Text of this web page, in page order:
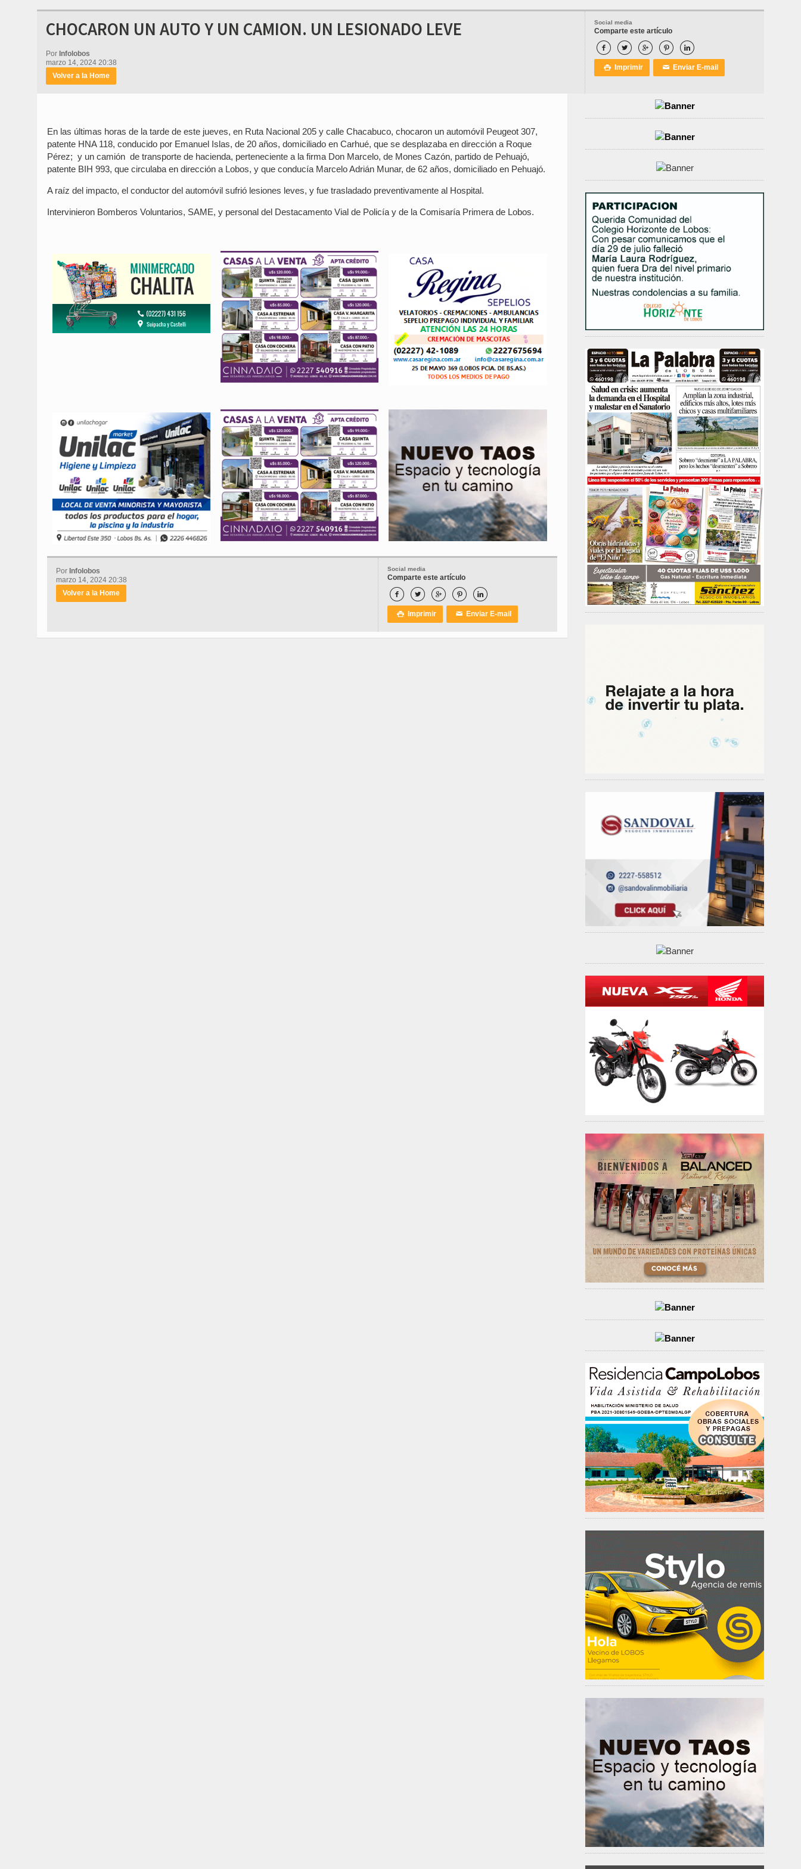
Social media
Comparte este artículo
    
 Imprimir ✉ Enviar E-mail
CHOCARON UN AUTO Y UN CAMION. UN LESIONADO LEVE
Por Infolobos
marzo 14, 2024 20:38
Volver a la Home
En las últimas horas de la tarde de este jueves, en Ruta Nacional 205 y calle Chacabuco, chocaron un automóvil Peugeot 307,
patente HNA 118, conducido por Emanuel Islas, de 20 años, domiciliado en Carhué, que se desplazaba en dirección a Roque
Pérez; y un camión de transporte de hacienda, perteneciente a la firma Don Marcelo, de Mones Cazón, partido de Pehuajó,
patente BIH 993, que circulaba en dirección a Lobos, y que conducía Marcelo Adrián Munar, de 62 años, domiciliado en Pehuajó.
A raíz del impacto, el conductor del automóvil sufrió lesiones leves, y fue trasladado preventivamente al Hospital.
Intervinieron Bomberos Voluntarios, SAME, y personal del Destacamento Vial de Policía y de la Comisaría Primera de Lobos.
Social media
Comparte este artículo
    
 Imprimir ✉ Enviar E-mail
Por Infolobos
marzo 14, 2024 20:38
Volver a la Home